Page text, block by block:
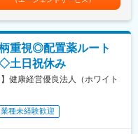
徴の一つとなります。
職種未経験＆技術的な知識が
ております。
IoT製品を扱っており、業務
可能です。
業態度に問題がなければ原則
(月額)は固定手当を含めた表記
重視◎配置薬ルート
土日祝休み
健康経営優良法人（ホワイト
業種未経験歓迎